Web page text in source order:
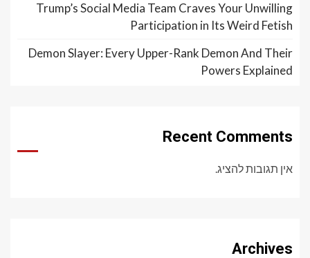
Trump’s Social Media Team Craves Your Unwilling
Participation in Its Weird Fetish
Demon Slayer: Every Upper-Rank Demon And Their
Powers Explained
Recent Comments
אין תגובות להציג.
Archives